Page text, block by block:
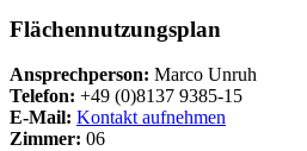
Flächennutzungsplan
Ansprechperson: Marco Unruh
Telefon: +49 (0)8137 9385-15
E-Mail: Kontakt aufnehmen
Zimmer: 06